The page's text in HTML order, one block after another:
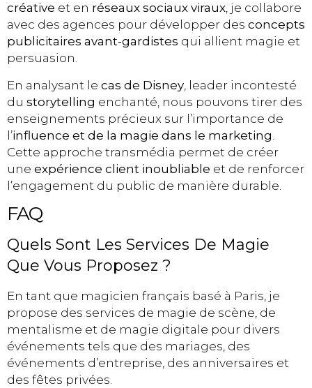
créative et en réseaux sociaux viraux, je collabore
avec des agences pour développer des concepts
publicitaires avant-gardistes qui allient magie et
persuasion.
En analysant le cas de Disney , leader incontesté
du storytelling enchanté, nous pouvons tirer des
enseignements précieux sur l’importance de
l’influence et de la magie dans le marketing
Cette approche transmédia permet de créer
une expérience client inoubliable et de renforcer
l’engagement du public de manière durable.
FAQ
Quels Sont Les Services De Magie
Que Vous Proposez ?
En tant que magicien français basé à Paris, je
propose des services de magie de scène, de
mentalisme et de magie digitale pour divers
événements tels que des mariages, des
événements d’entreprise, des anniversaires et
des fêtes privées.